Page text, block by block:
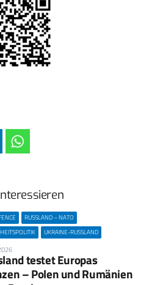
RUSSLAND – NATO
UKRAINE-RUSSLAND
testet Europas
– Polen und Rumänien